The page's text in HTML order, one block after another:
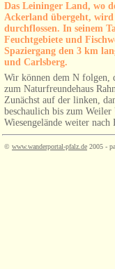
Das Leininger Land, wo
Ackerland übergeht, wird
durchflossen. In seinem
Feuchtgebiete und
Spaziergang den 3 km
und Carlsberg.
Wir können dem N folgen,
zum Naturfreundehaus
Zunächst auf der linken,
beschaulich bis zum
Wiesengelände weiter nach
© www.wanderportal-pfalz.de 2005 -